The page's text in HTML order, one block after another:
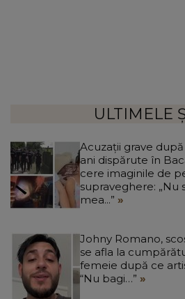
ULTIMELE
Acuzații grave după
ani dispărute în
cere imaginile de
supraveghere: „Nu
mea...”
Johny Romano,
se afla la
femeie după ce
“Nu bagi…”